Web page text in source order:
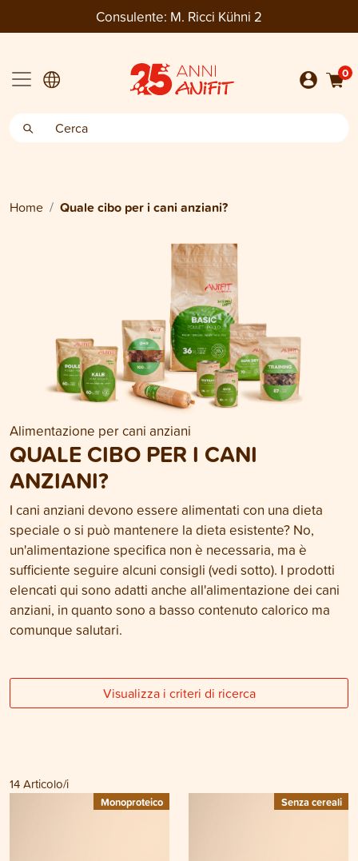
Consulente: M. Ricci Kühni 2
0
Home Quale cibo per i cani anziani?
Alimentazione per cani anziani
QUALE CIBO PER I CANI
ANZIANI?
I cani anziani devono essere alimentati con una dieta
speciale o si può mantenere la dieta esistente? No,
un'alimentazione specifica non è necessaria, ma è
sufficiente seguire alcuni consigli (vedi sotto). I prodotti
elencati qui sono adatti anche all'alimentazione dei cani
anziani, in quanto sono a basso contenuto calorico ma
comunque salutari.
Visualizza i criteri di ricerca
14Articolo/i
Monoproteico Senza cereali